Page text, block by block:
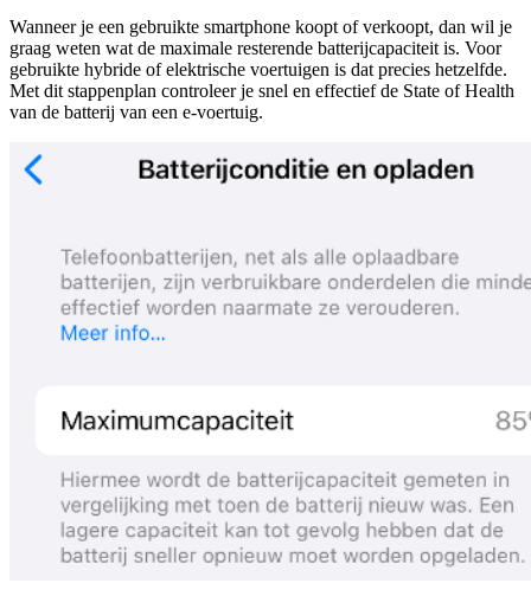
Wanneer je een gebruikte smartphone koopt of verkoopt, dan wil je
graag weten wat de maximale resterende batterijcapaciteit is. Voor
gebruikte hybride of elektrische voertuigen is dat precies hetzelfde.
Met dit stappenplan controleer je snel en effectief de State of Health
van de batterij van een e-voertuig.